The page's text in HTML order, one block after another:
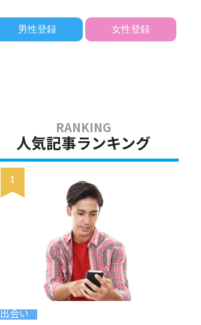
男性登録 女性登録
人気記事ランキング
出会い